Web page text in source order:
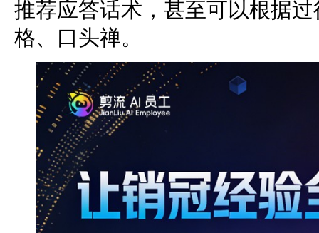
推荐应答话术，甚至可以根据
格、口头禅。